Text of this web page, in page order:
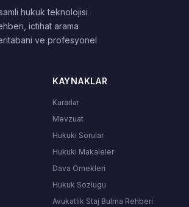
hukuk teknolojisi
ictihat arama
ve profesyonel
KAYNAKLAR
Kararlar
Mevzuat
Hukuki Sorular
Hukuki Makaleler
Dava Ornekleri
Hukuk Sozlugu
Avukatlık Staj Bulma Rehberi